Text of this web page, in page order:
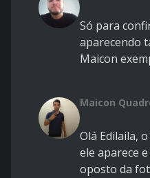
Só para
aparecendo
Maicon
Maicon
Olá Edilaila,
ele aparece
oposto da